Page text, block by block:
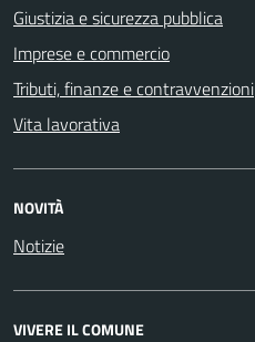
Giustizia e sicurezza pubblica
Imprese e commercio
Tributi, finanze e contravvenzioni
Vita lavorativa
NOVITÀ
Notizie
VIVERE IL COMUNE